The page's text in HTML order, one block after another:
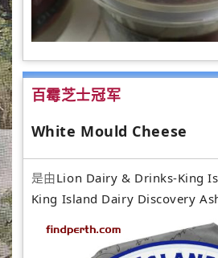
百霉芝士冠军
White Mould Cheese
是由Lion Dairy & Drinks-King
King Island Dairy Discovery